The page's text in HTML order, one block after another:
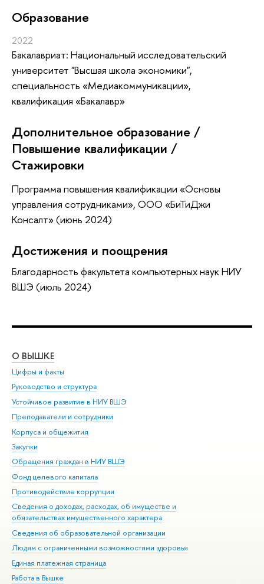
Oбразование
2022
Бакалавриат: Национальный исследовательский
университет "Высшая школа экономики",
специальность «Медиакоммуникации»,
квалификация «Бакалавр»
Дополнительное образование /
Повышение квалификации /
Стажировки
Программа повышения квалификации «Основы
управления сотрудниками», ООО «БиТиДжи
Консалт» (июнь 2024)
Достижения и поощрения
Благодарность факультета компьютерных наук НИУ
ВШЭ (июль 2024)
О ВЫШКЕ
Цифры и факты
Руководство и структура
Устойчивое развитие в НИУ ВШЭ
Преподаватели и сотрудники
Корпуса и общежития
Закупки
Обращения граждан в НИУ ВШЭ
Фонд целевого капитала
Противодействие коррупции
Сведения о доходах, расходах, об имуществе и
обязательствах имущественного характера
Сведения об образовательной организации
Людям с ограниченными возможностями здоровья
Единая платежная страница
Работа в Вышке